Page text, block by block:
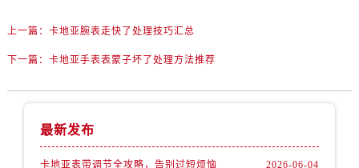
上一篇： 卡地亚腕表走快了处理技巧汇总
下一篇： 卡地亚手表表蒙子坏了处理方法推荐
最新发布
卡地亚表带调节全攻略，告别过短烦恼 2026-06-04